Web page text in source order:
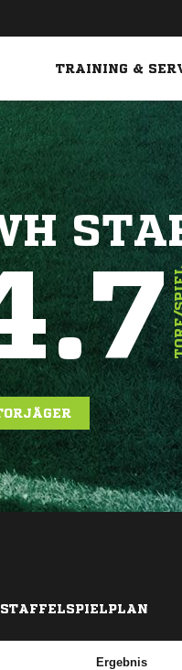
TRAINING &
STAFFELSPIELPLAN
Ergebnis